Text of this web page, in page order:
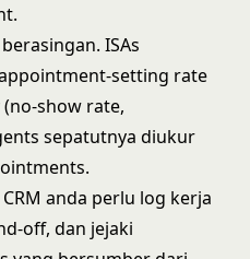
ISAs
setting rate
show rate,
sepatutnya diukur
anda perlu log kerja
off, dan jejaki